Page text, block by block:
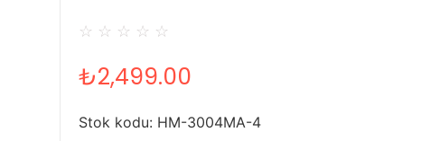
☆ ☆ ☆ ☆ ☆
₺2,499.00
Stok kodu: HM-3004MA-4